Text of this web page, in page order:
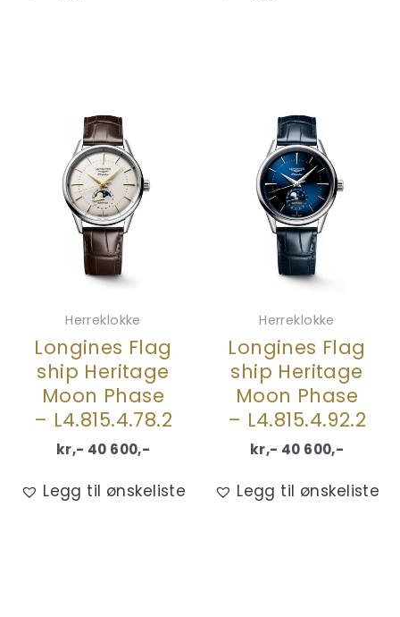
Herreklokke
Longines Flag
ship Heritage
Moon Phase
– L4.815.4.78.2
kr,- 40 600,-
Legg til ønskeliste
Herreklokke
Longines Flag
ship Heritage
Moon Phase
– L4.815.4.92.2
kr,- 40 600,-
Legg til ønskeliste